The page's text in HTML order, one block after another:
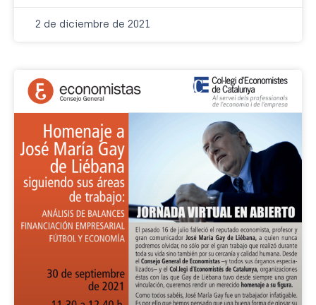
2 de diciembre de 2021